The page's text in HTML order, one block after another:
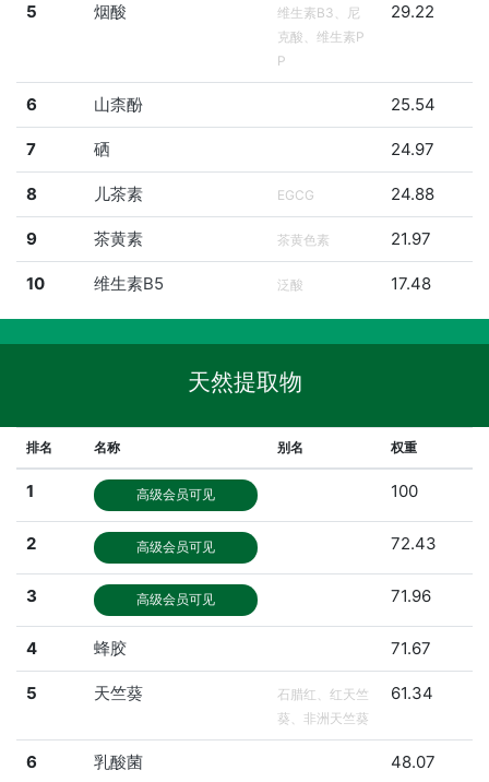
5 烟酸
维生素B3、尼
克酸、维生素P
P
29.22
6 山柰酚 25.54
7 硒 24.97
8 儿茶素 EGCG 24.88
9 茶黄素 茶黄色素 21.97
10 维生素B5 泛酸 17.48
天然提取物
排名 名称 别名 权重
1 高级会员可见 100
2 高级会员可见 72.43
3 高级会员可见 71.96
4 蜂胶 71.67
5 天竺葵
石腊红、红天竺
葵、非洲天竺葵
61.34
6 乳酸菌 48.07